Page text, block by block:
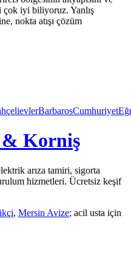
çok iyi biliyoruz. Yanlış
nokta atışı çözüm
BarbarosCumhuriyet
Korniş
arıza tamiri, sigorta
hizmetleri. Ücretsiz keşif
, Mersin Avize; acil usta için